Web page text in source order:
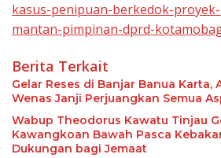
kasus-penipuan-berkedok-
mantan-pimpinan-dprd-
Berita Terkait
Gelar Reses di Banjar Banua Karta,
Wenas Janji Perjuangkan Semua
Wabup Theodorus Kawatu Tinjau
Kawangkoan Bawah Pasca
Dukungan bagi Jemaat